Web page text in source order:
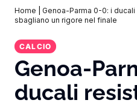
Home
Genoa-Parma 0-0: i
sbagliano un rigore nel finale
CALCIO
Genoa-
ducali